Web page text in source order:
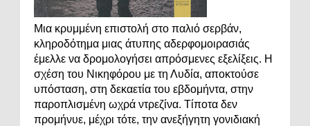
Μια κρυμμένη επιστολή στο παλιό σερβάν,
κληροδότημα μιας άτυπης αδερφομοιρασιάς
έμελλε να δρομολογήσει απρόσμενες εξελίξεις. Η
σχέση του Νικηφόρου με τη Λυδία, αποκτούσε
υπόσταση, στη δεκαετία του εβδομήντα, στην
παροπλισμένη ωχρά ντρεζίνα. Τίποτα δεν
προμήνυε, μέχρι τότε, την ανεξήγητη γονιδιακή